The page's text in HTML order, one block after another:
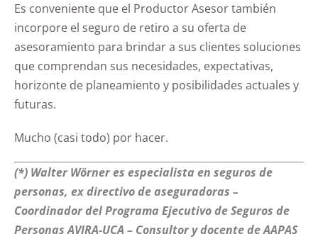
Es conveniente que el Productor Asesor también
incorpore el seguro de retiro a su oferta de
asesoramiento para brindar a sus clientes soluciones
que comprendan sus necesidades, expectativas,
horizonte de planeamiento y posibilidades actuales y
futuras.
Mucho (casi todo) por hacer.
(*) Walter Wörner es especialista en seguros de
personas, ex directivo de aseguradoras –
Coordinador del Programa Ejecutivo de Seguros de
Personas AVIRA-UCA – Consultor y docente de AAPAS